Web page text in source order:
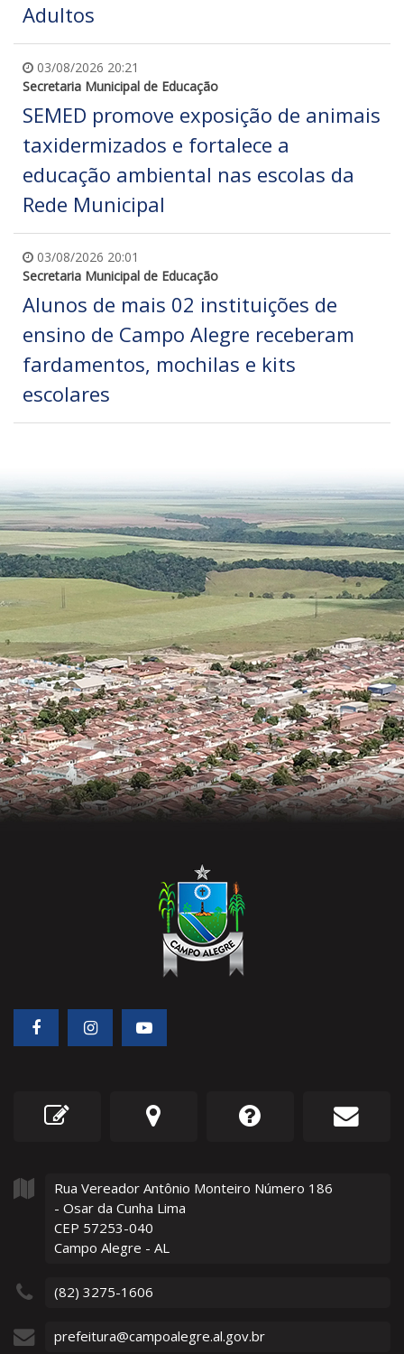
Adultos
03/08/2026 20:21
Secretaria Municipal de Educação
SEMED promove exposição de animais
taxidermizados e fortalece a
educação ambiental nas escolas da
Rede Municipal
03/08/2026 20:01
Secretaria Municipal de Educação
Alunos de mais 02 instituições de
ensino de Campo Alegre receberam
fardamentos, mochilas e kits
escolares
Rua Vereador Antônio Monteiro Número 186
- Osar da Cunha Lima
CEP 57253-040
Campo Alegre - AL
(82) 3275-1606
prefeitura@campoalegre.al.gov.br